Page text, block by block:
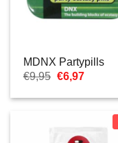
MDNX Partypills
€9,95 Il
originale
€6,97Il
attuale
€6,97.